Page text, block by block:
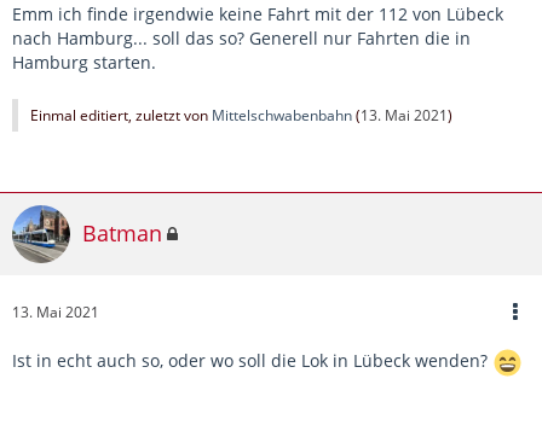
Emm ich finde irgendwie keine Fahrt mit der 112 von Lübeck
nach Hamburg... soll das so? Generell nur Fahrten die in
Hamburg starten.
Einmal editiert, zuletzt von Mittelschwabenbahn(13. Mai 2021)
Batman
13. Mai 2021
Ist in echt auch so, oder wo soll die Lok in Lübeck wenden?